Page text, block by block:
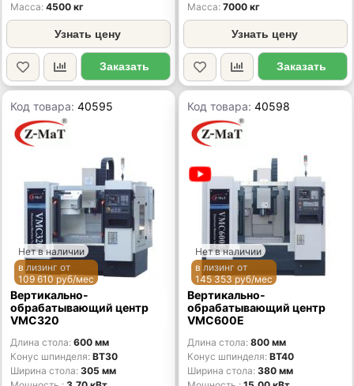
Масса 4500 кг
Узнать цену
Заказать
Масса 7000 кг
Узнать цену
Заказать
Код товара:40595
Нет в наличии
в лизинг от
109 610 руб/мес
Вертикально-
обрабатывающий центр
VMC320
Длина стола 600 мм
Конус шпинделя BT30
Ширина стола 305 мм
Код товара:40598
Нет в наличии
в лизинг от
145 353 руб/мес
Вертикально-
обрабатывающий центр
VMC600E
Длина стола 800 мм
Конус шпинделя BT40
Ширина стола 380 мм